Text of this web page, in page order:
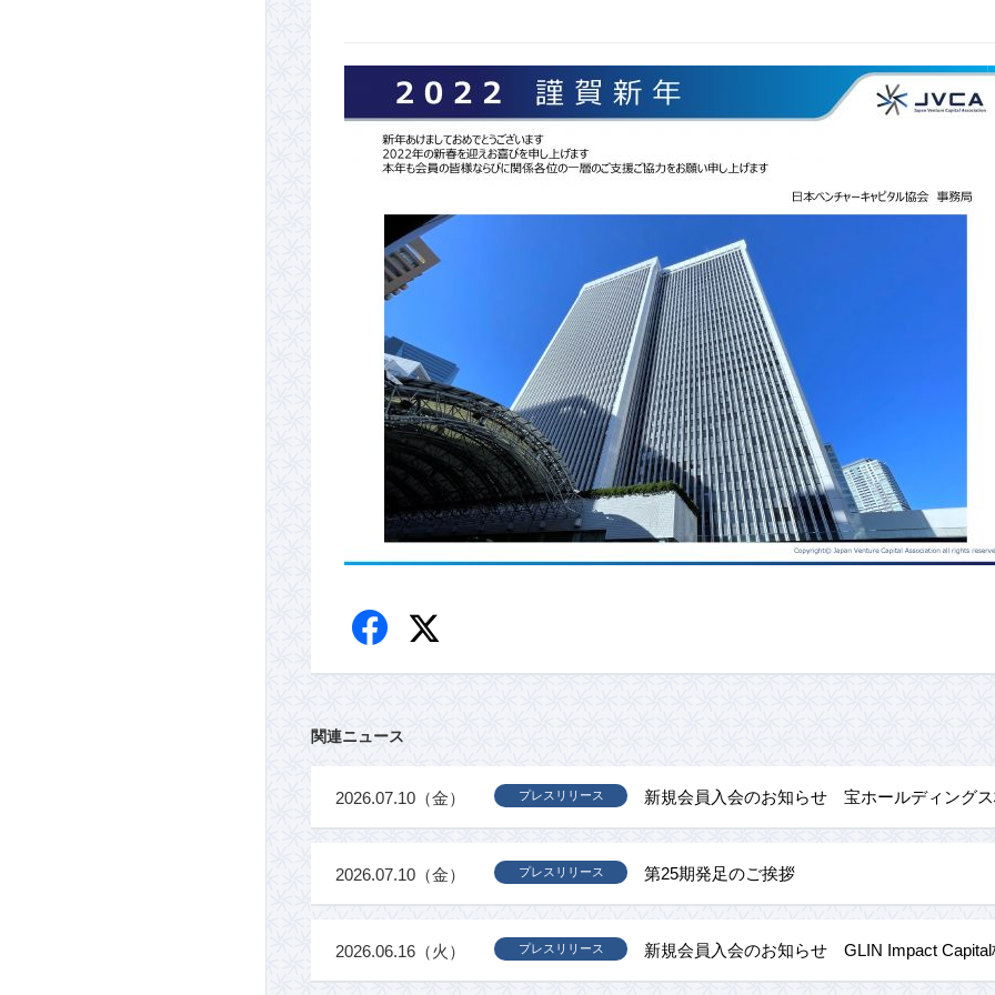
関連ニュース
新規会員入会のお知らせ 宝ホールディング
プレスリリース
2026.07.10（金）
第25期発足のご挨拶
プレスリリース
2026.07.10（金）
新規会員入会のお知らせ GLIN Impact Capital
プレスリリース
2026.06.16（火）